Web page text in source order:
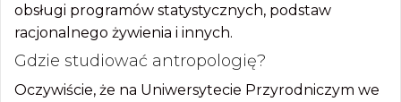
obsługi programów statystycznych, podstaw
racjonalnego żywienia i innych.
Gdzie studiować antropologię?
Oczywiście, że na Uniwersytecie Przyrodniczym we